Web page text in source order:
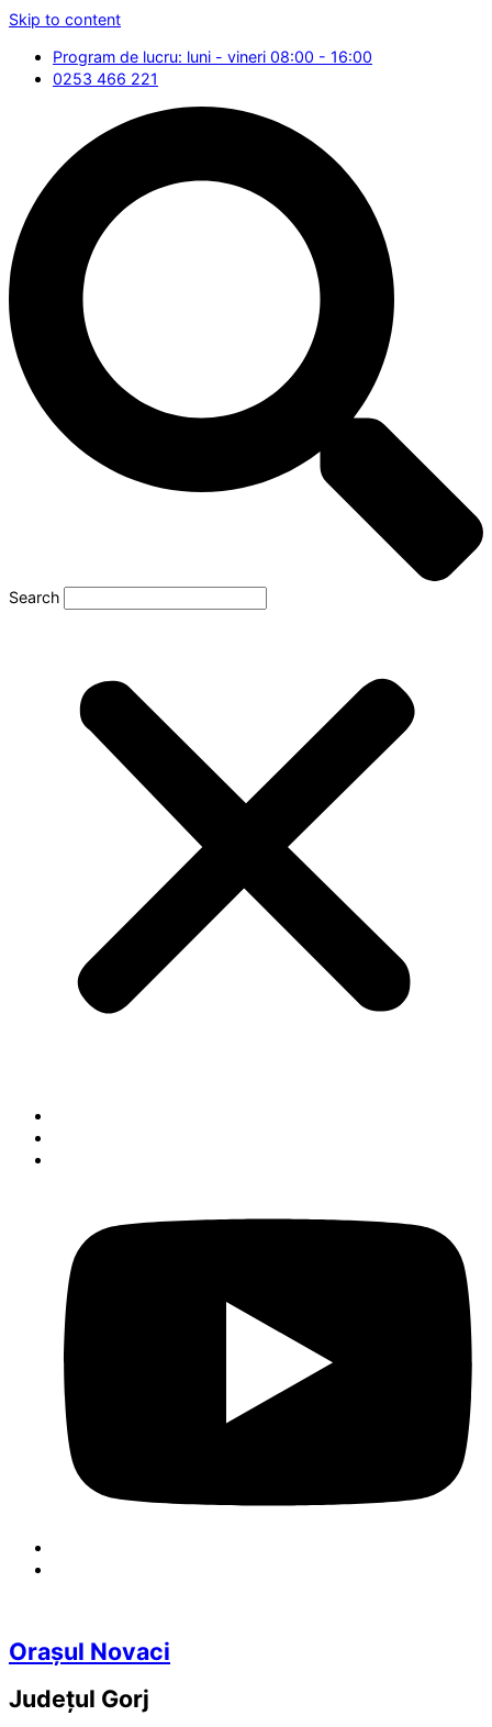
Skip to content
Program de lucru: luni - vineri 08:00 - 16:00
0253 466 221
Search
Orașul Novaci
Județul Gorj